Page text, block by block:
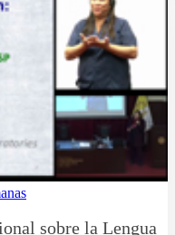
sobre la Lengua